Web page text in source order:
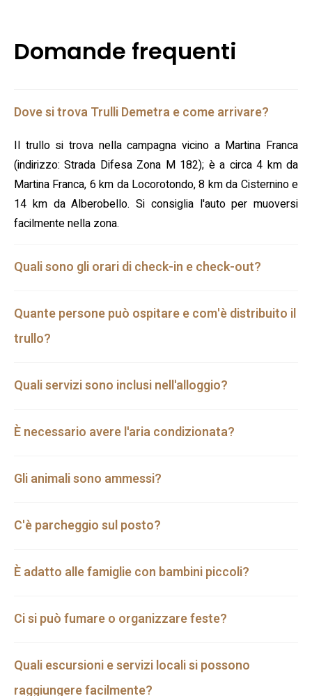
Domande frequenti
Dove si trova Trulli Demetra e come arrivare?
Il trullo si trova nella campagna vicino a Martina Franca
(indirizzo: Strada Difesa Zona M 182); è a circa 4 km da
Martina Franca, 6 km da Locorotondo, 8 km da Cisternino e
14 km da Alberobello. Si consiglia l'auto per muoversi
facilmente nella zona.
Quali sono gli orari di check-in e check-out?
Quante persone può ospitare e com'è distribuito il
trullo?
Quali servizi sono inclusi nell'alloggio?
È necessario avere l'aria condizionata?
Gli animali sono ammessi?
C'è parcheggio sul posto?
È adatto alle famiglie con bambini piccoli?
Ci si può fumare o organizzare feste?
Quali escursioni e servizi locali si possono
raggiungere facilmente?